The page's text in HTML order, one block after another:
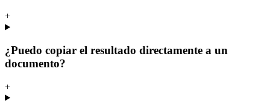
+
¿Puedo copiar el resultado directamente a un
documento?
+